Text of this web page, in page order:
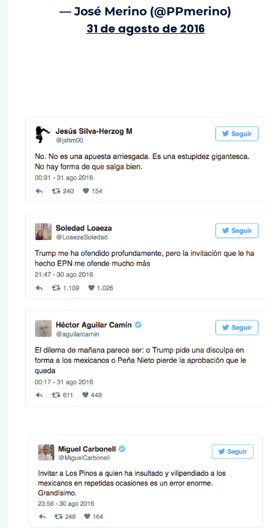
— José Merino (@PPmerino)
31 de agosto de 2016